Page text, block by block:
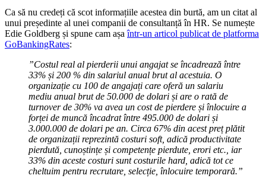
Ca să nu credeți că scot informațiile acestea din burtă, am un citat al
unui președinte al unei companii de consultanță în HR. Se numește
Edie Goldberg și spune cam așaîntr-un articol publicat de platforma
GoBankingRates:
”Costul real al pierderii unui angajat se încadrează între
33% și 200 % din salariul anual brut al acestuia. O
organizație cu 100 de angajați care oferă un salariu
mediu anual brut de 50.000 de dolari și are o rată de
turnover de 30% va avea un cost de pierdere și înlocuire a
forței de muncă încadrat între 495.000 de dolari și
3.000.000 de dolari pe an. Circa 67% din acest preț plătit
de organizații reprezintă costuri soft, adică productivitate
pierdută, cunoștințe și competențe pierdute, erori etc., iar
33% din aceste costuri sunt costurile hard, adică tot ce
cheltuim pentru recrutare, selecție, înlocuire temporară.”